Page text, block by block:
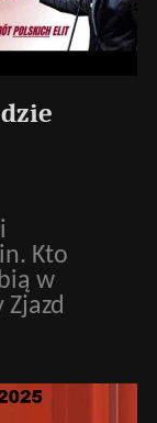
Kto
w